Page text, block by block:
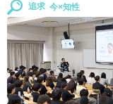
追求